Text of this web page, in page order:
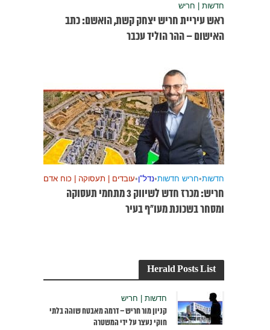
חדשות | חריש
ראש עיריית חריש יצחק קשת, הואשם: כתב
האישום – ההר הוליד עכבר
חדשות•חריש חדשות•נדל"ן•עובדים | תעסוקה | כוח אדם
חריש: מכרז חדש לשיווק 3 מתחמי תעסוקה
ומסחר בשכונת מעו”ף בעיר
Herald Posts List
חדשות | חריש
קניון מור חריש – דרמה מאבטח שוהה בלתי
חוקי נעצר על ידי המשטרה